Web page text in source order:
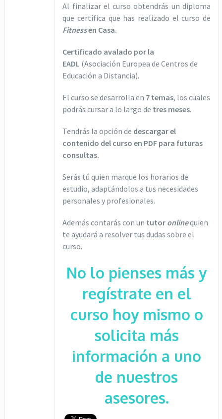
Al finalizar el curso obtendrás un diploma
que certifica que has realizado el curso de
Fitnessen Casa.
Certificado avalado por la
EADL (Asociación Europea de Centros de
Educación a Distancia).
El curso se desarrolla en 7 temas, los cuales
podrás cursar a lo largo de tres meses.
Tendrás la opción de descargar el
contenido del curso en PDF para futuras
consultas.
Serás tú quien marque los horarios de
estudio, adaptándolos a tus necesidades
personales y profesionales.
Además contarás con un tutor onlinequien
te ayudará a resolver tus dudas sobre el
curso.
No lo pienses más y
regístrate en el
curso hoy mismo o
solicita más
información a uno
de nuestros
asesores.